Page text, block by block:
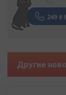
Другие